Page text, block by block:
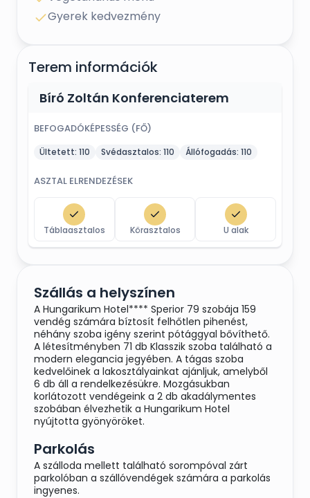
Magazin: @eskuvoclassic
Gyerek kedvezmény
Terem információk
Bíró Zoltán Konferenciaterem
BEFOGADÓKÉPESSÉG (FŐ)
Ültetett: 110 Svédasztalos: 110 Állófogadás: 110
ASZTAL ELRENDEZÉSEK
Táblaasztalos Körasztalos U alak
Szállás a helyszínen
A Hungarikum Hotel**** Sperior 79 szobája 159
vendég számára bíztosít felhőtlen pihenést,
néhány szoba igény szerint pótággyal bővíthető.
A létesítményben 71 db Klasszik szoba található a
modern elegancia jegyében. A tágas szoba
kedvelőinek a lakosztályainkat ajánljuk, amelyből
6 db áll a rendelkezésükre. Mozgásukban
korlátozott vendégeink a 2 db akadálymentes
szobában élvezhetik a Hungarikum Hotel
nyújtotta gyönyöröket.
Parkolás
A szálloda mellett található sorompóval zárt
parkolóban a szállóvendégek számára a parkolás
ingyenes.